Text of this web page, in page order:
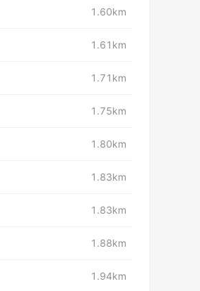
1.60km
1.61km
1.71km
1.75km
1.80km
1.83km
1.83km
1.88km
1.94km